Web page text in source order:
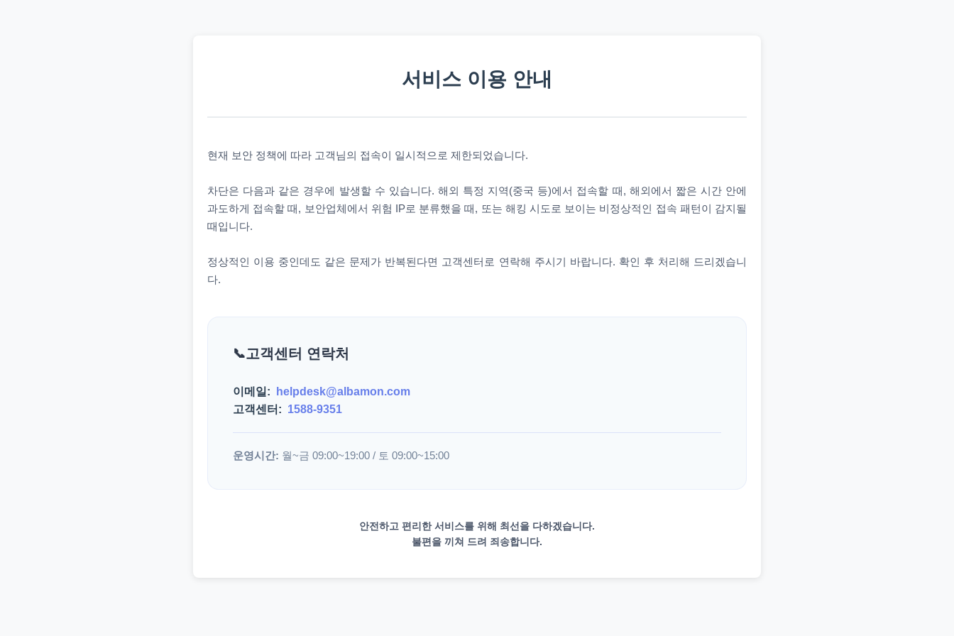
서비스 이용 안내
현재 보안 정책에 따라 고객님의 접속이 일시적으로 제한되었습니다.
차단은 다음과 같은 경우에 발생할 수 있습니다. 해외 특정 지역(중국 등)에서 접속할 때, 해외에서 짧은 시간 안에
과도하게 접속할 때, 보안업체에서 위험 IP로 분류했을 때, 또는 해킹 시도로 보이는 비정상적인 접속 패턴이 감지될
때입니다.
정상적인 이용 중인데도 같은 문제가 반복된다면 고객센터로 연락해 주시기 바랍니다. 확인 후 처리해 드리겠습니
다.
고객센터 연락처
이메일:
helpdesk@albamon.com
고객센터: 1588-9351
운영시간: 월~금 09:00~19:00 / 토 09:00~15:00
안전하고 편리한 서비스를 위해 최선을 다하겠습니다.
불편을 끼쳐 드려 죄송합니다.